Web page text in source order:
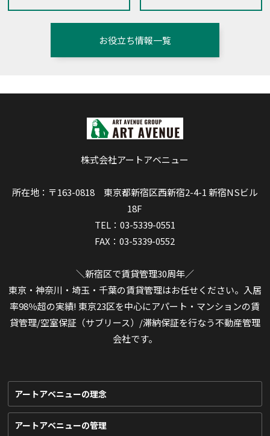
お役立ち情報一覧
株式会社アートアベニュー
所在地：〒163-0818 東京都新宿区西新宿2-4-1 新宿NSビル
18F
TEL：03-5339-0551
FAX：03-5339-0552
＼新宿区で賃貸管理30周年／
東京・神奈川・埼玉・千葉の賃貸管理はお任せください。入居
率98％超の実績! 東京23区を中心にアパート・マンションの賃
貸管理/空室保証（サブリース）/滞納保証を行なう不動産管理
会社です。
アートアベニューの理念
アートアベニューの管理